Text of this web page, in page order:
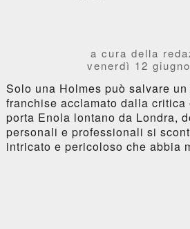
a cura della
venerdì 12
Solo una Holmes può salvare
franchise acclamato dalla critica
porta Enola lontano da Londra,
personali e professionali si
intricato e pericoloso che abbia